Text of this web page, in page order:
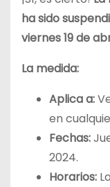
ha sido
viernes 19 de
La medida:
Aplica a:
en
Fechas:
2024.
Horarios: